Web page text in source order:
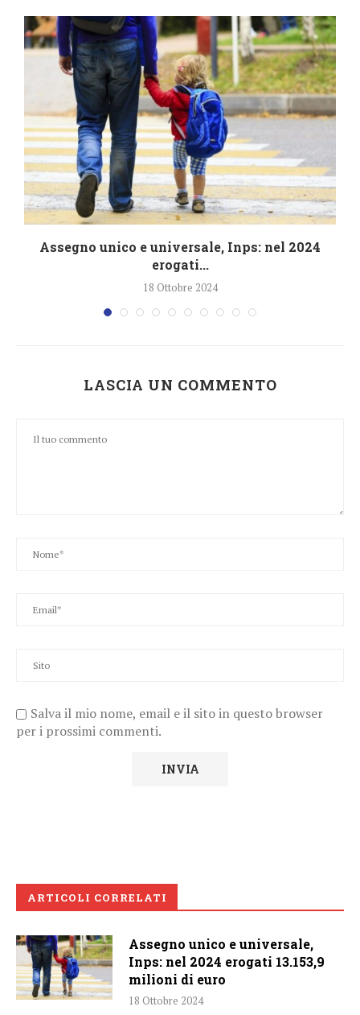
Assegno unico e universale, Inps: nel 2024
erogati...
18 Ottobre 2024
LASCIA UN COMMENTO
Salva il mio nome, email e il sito in questo browser
per i prossimi commenti.
ARTICOLI CORRELATI
Assegno unico e universale,
Inps: nel 2024 erogati 13.153,9
milioni di euro
18 Ottobre 2024